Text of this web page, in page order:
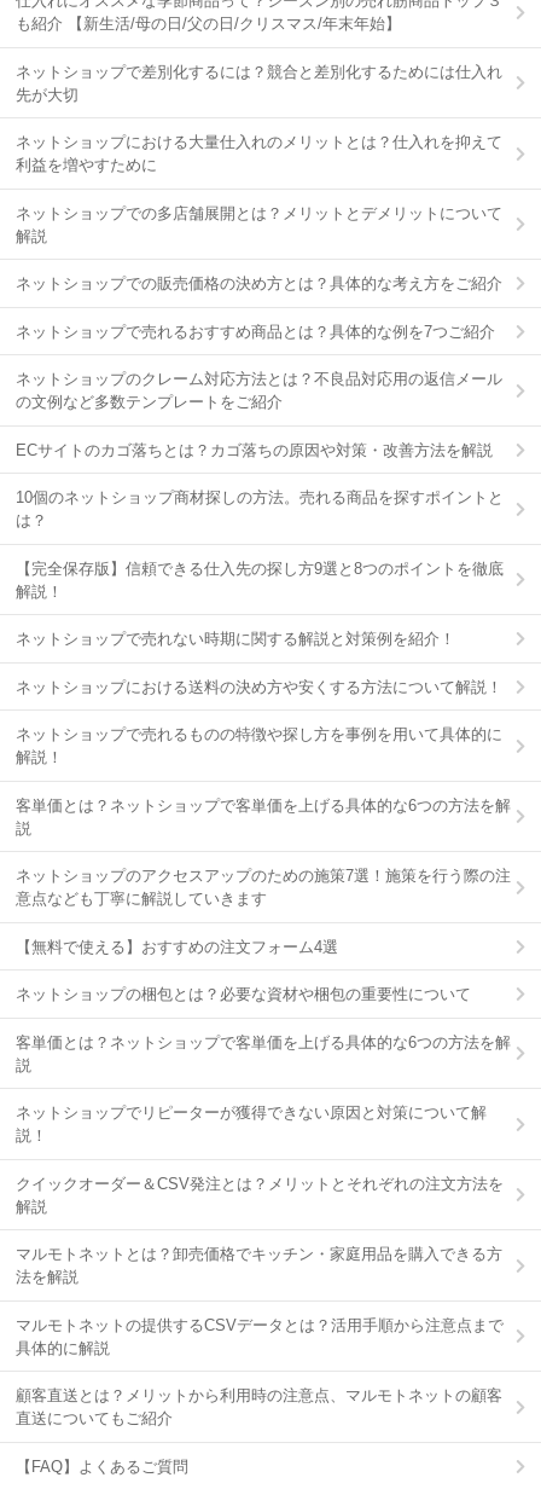
も紹介 【新生活/母の日/父の日/クリスマス/年末年始】
ネットショップで差別化するには？競合と差別化するためには仕入れ
先が大切
ネットショップにおける大量仕入れのメリットとは？仕入れを抑えて
利益を増やすために
ネットショップでの多店舗展開とは？メリットとデメリットについて
解説
ネットショップでの販売価格の決め方とは？具体的な考え方をご紹介
ネットショップで売れるおすすめ商品とは？具体的な例を7つご紹介
ネットショップのクレーム対応方法とは？不良品対応用の返信メール
の文例など多数テンプレートをご紹介
ECサイトのカゴ落ちとは？カゴ落ちの原因や対策・改善方法を解説
10個のネットショップ商材探しの方法。売れる商品を探すポイントと
は？
【完全保存版】信頼できる仕入先の探し方9選と8つのポイントを徹底
解説！
ネットショップで売れない時期に関する解説と対策例を紹介！
ネットショップにおける送料の決め方や安くする方法について解説！
ネットショップで売れるものの特徴や探し方を事例を用いて具体的に
解説！
客単価とは？ネットショップで客単価を上げる具体的な6つの方法を解
説
ネットショップのアクセスアップのための施策7選！施策を行う際の注
意点なども丁寧に解説していきます
【無料で使える】おすすめの注文フォーム4選
ネットショップの梱包とは？必要な資材や梱包の重要性について
客単価とは？ネットショップで客単価を上げる具体的な6つの方法を解
説
ネットショップでリピーターが獲得できない原因と対策について解
説！
クイックオーダー＆CSV発注とは？メリットとそれぞれの注文方法を
解説
マルモトネットとは？卸売価格でキッチン・家庭用品を購入できる方
法を解説
マルモトネットの提供するCSVデータとは？活用手順から注意点まで
具体的に解説
顧客直送とは？メリットから利用時の注意点、マルモトネットの顧客
直送についてもご紹介
【FAQ】よくあるご質問